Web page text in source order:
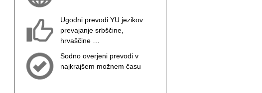
Ugodni prevodi YU jezikov:
prevajanje srbščine,
hrvaščine …
Sodno overjeni prevodi v
najkrajšem možnem času